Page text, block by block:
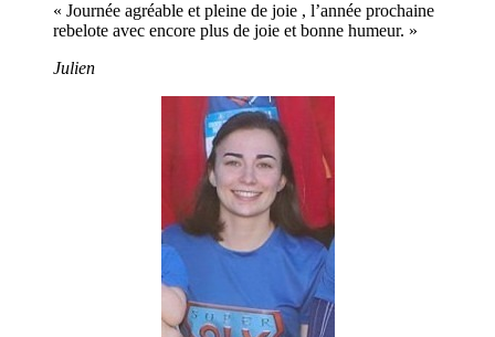
« Journée agréable et pleine de joie , l’année prochaine
rebelote avec encore plus de joie et bonne humeur. »
Julien